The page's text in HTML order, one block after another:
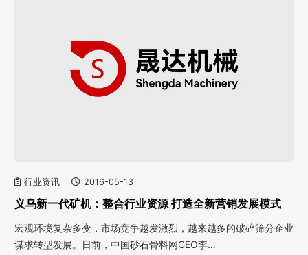
行业资讯 2016-05-13
义乌新一代矿机：整合行业资源 打造全新营销发展模式
宏观环境复杂多变，市场竞争越发激烈，越来越多的破碎筛分企业
谋求转型发展。日前，中国砂石骨料网CEO李…